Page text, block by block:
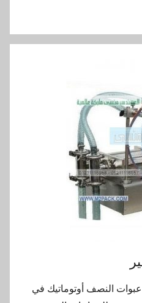
النصف أوتوماتيك في